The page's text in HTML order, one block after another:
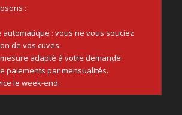
:
automatique : vous ne vous souciez
de vos cuves.
adapté à votre demande.
paiements par mensualités.
le week-end.